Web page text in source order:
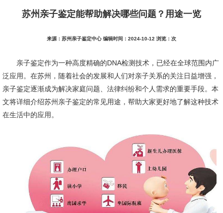
苏州亲子鉴定能帮助解决哪些问题？用途一览
来源：苏州亲子鉴定中心 编辑时间：2024-10-12 浏览： 次
亲子鉴定作为一种高度精确的DNA检测技术，已经在全球范围内广
泛应用。在苏州，随着社会的发展和人们对亲子关系的关注日益增强，
亲子鉴定逐渐成为解决家庭问题、法律纠纷和个人需求的重要手段。本
文将详细介绍苏州亲子鉴定的常见用途，帮助大家更好地了解这种技术
在生活中的应用。